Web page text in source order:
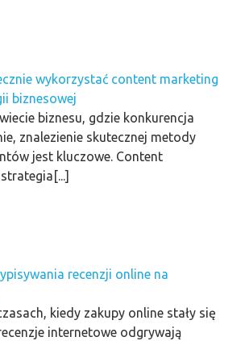
wykorzystać content marketing
biznesowej
biznesu, gdzie konkurencja
znalezienie skutecznej metody
jest kluczowe. Content
recenzji online na
kiedy zakupy online stały się
internetowe odgrywają